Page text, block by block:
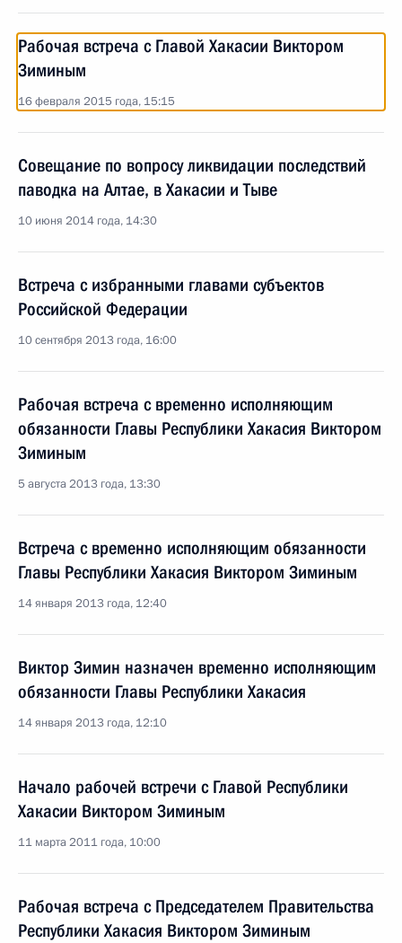
Рабочая встреча с Главой Хакасии Виктором
Зиминым
16 февраля 2015 года, 15:15
Совещание по вопросу ликвидации последствий
паводка на Алтае, в Хакасии и Тыве
10 июня 2014 года, 14:30
Встреча с избранными главами субъектов
Российской Федерации
10 сентября 2013 года, 16:00
Рабочая встреча с временно исполняющим
обязанности Главы Республики Хакасия Виктором
Зиминым
5 августа 2013 года, 13:30
Встреча с временно исполняющим обязанности
Главы Республики Хакасия Виктором Зиминым
14 января 2013 года, 12:40
Виктор Зимин назначен временно исполняющим
обязанности Главы Республики Хакасия
14 января 2013 года, 12:10
Начало рабочей встречи с Главой Республики
Хакасии Виктором Зиминым
11 марта 2011 года, 10:00
Рабочая встреча с Председателем Правительства
Республики Хакасия Виктором Зиминым